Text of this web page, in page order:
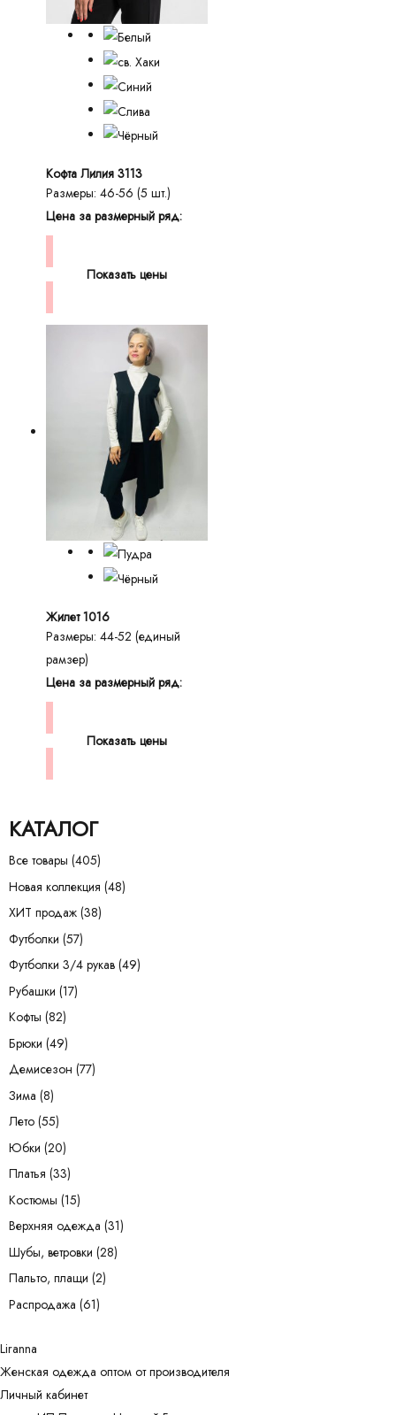
КАТАЛОГ
Все товары (405)
Новая коллекция (48)
ХИТ продаж (38)
Футболки (57)
Футболки 3/4 рукав (49)
Рубашки (17)
Кофты (82)
Брюки (49)
Демисезон (77)
Зима (8)
Лето (55)
Юбки (20)
Платья (33)
Костюмы (15)
Верхняя одежда (31)
Шубы, ветровки (28)
Пальто, плащи (2)
Распродажа (61)
Кофта Лилия 3113
Размеры: 46-56 (5 шт.)
Цена за размерный ряд:
Показать цены
Жилет 1016
Размеры: 44-52 (единый
рамзер)
Цена за размерный ряд:
Показать цены
Liranna
Женская одежда оптом от производителя
Личный кабинет